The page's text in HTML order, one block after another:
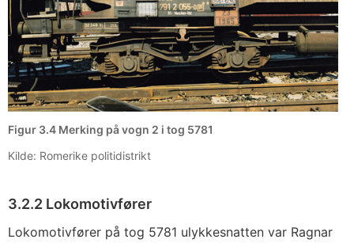
Figur 3.4 Merking på vogn 2 i tog 5781
Kilde: Romerike politidistrikt
3.2.2 Lokomotivfører
Lokomotivfører på tog 5781 ulykkesnatten var Ragnar